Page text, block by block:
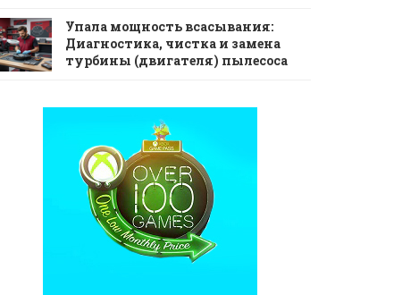
Упала мощность всасывания:
Диагностика, чистка и замена
турбины (двигателя) пылесоса